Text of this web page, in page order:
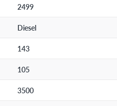
2499
Diesel
143
105
3500